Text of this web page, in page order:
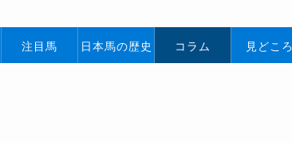
注目馬 日本馬の歴史 コラム 見どころ